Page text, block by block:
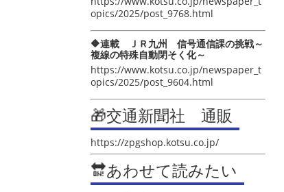
opics/2025/post_9768.html
🔶連載 ＪＲ九州 信号通信課の挑戦～
複線の特殊自動閉そく化～
https://www.kotsu.co.jp/newspaper_t
opics/2025/post_9604.html
🎁交通新聞社 通販
https://zpgshop.kotsu.co.jp/
🔛あわせて読みたい